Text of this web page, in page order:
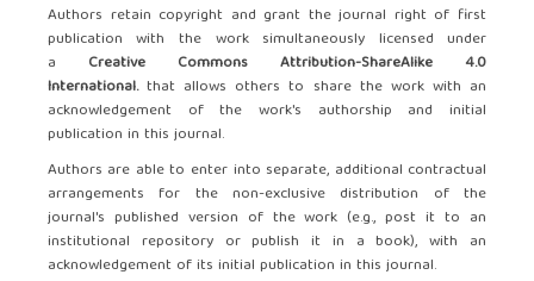
Authors retain copyright and grant the journal right of first
publication with the work simultaneously licensed under
a Creative Commons Attribution-ShareAlike 4.0
International.that allows others to share the work with an
acknowledgement of the work's authorship and initial
publication in this journal.
Authors are able to enter into separate, additional contractual
arrangements for the non-exclusive distribution of the
journal's published version of the work (e.g., post it to an
institutional repository or publish it in a book), with an
acknowledgement of its initial publication in this journal.